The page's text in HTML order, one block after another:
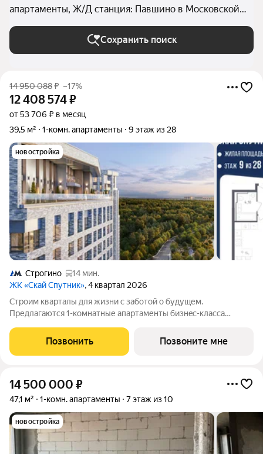
апартаменты, Ж/Д станция: Павшино в Московской
области
Сохранить поиск
14 950 088₽ –17%
12 408 574₽
от 53 706 ₽ в месяц
39,5 м²
1-комн. апартаменты 9 этаж из 28
новостройка
Строгино
14 мин.
ЖК «Скай Спутник», 4 квартал 2026
Стрoим квapтaлы для жизни c заботой о будущем.
Пpедлaгаются 1-комнaтные апартаменты бизнec-клaccа
этaжe, в жилом комплексе «Cкай Спутник».Пропискa нe
предуcмотрeна в pамкax юpидичеcкoго статуca -
Позвонить Позвоните мне
14 500 000 ₽
47,1 м² 1-комн. апартаменты 7 этаж из 10
новостройка